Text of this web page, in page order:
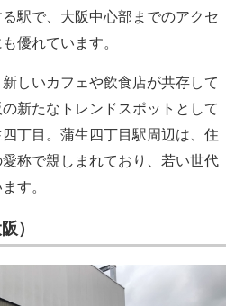
駅で、大阪中心部までのアクセ
優れています。
しいカフェや飲食店が共存して
新たなトレンドスポットとして
丁目。蒲生四丁目駅周辺は、住
称で親しまれており、若い世代
す。
）